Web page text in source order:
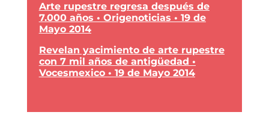
Arte rupestre regresa después de
7.000 años • Origenoticias • 19 de
Mayo 2014
Revelan yacimiento de arte rupestre
con 7 mil años de antigüedad •
Vocesmexico • 19 de Mayo 2014